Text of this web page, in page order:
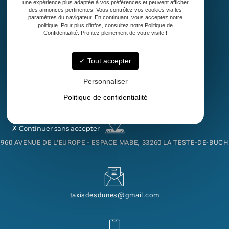
Accueil
Taxi
Découvrez notre région
Contact
960 AVENUE DE L'EUROPE - ESPACE MABE, 33260 LA TESTE-DE-BUCH
taxisdesdunes@gmail.com
une expérience plus adaptée à vos préférences et peuvent afficher
des annonces pertinentes. Vous contrôlez vos cookies via les
paramètres du navigateur. En continuant, vous acceptez notre
politique. Pour plus d'infos, consultez notre Politique de
Confidentialité. Profitez pleinement de votre visite !
Tout accepter
Personnaliser
Politique de confidentialité
Continuer sans accepter